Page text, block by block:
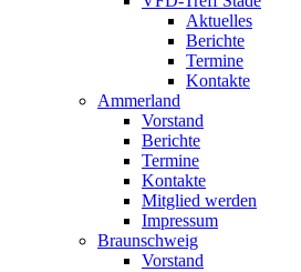
Aktuelles
Berichte
Termine
Kontakte
Ammerland
Vorstand
Berichte
Termine
Kontakte
Mitglied werden
Impressum
Braunschweig
Vorstand